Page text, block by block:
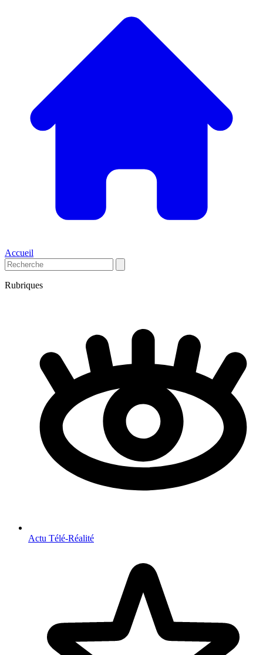
Accueil
Rubriques
Actu Télé-Réalité